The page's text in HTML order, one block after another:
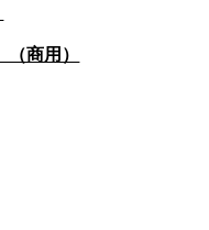
（商用）